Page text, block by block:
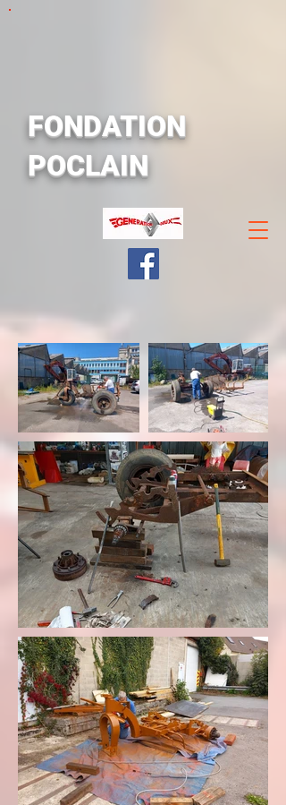
FONDATION
POCLAIN